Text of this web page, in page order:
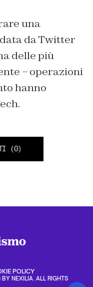
una
da Twitter
delle più
– operazioni
hanno
(0)
POLICY
NEXILIA. ALL RIGHTS